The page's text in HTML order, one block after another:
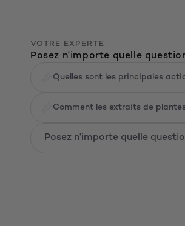
VOTRE EXPERTE
Posez n'importe quelle
Quelles sont les principales
Comment les extraits de